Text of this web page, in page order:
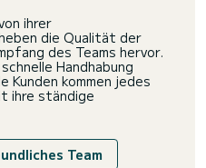
ihrer
die Qualität der
des Teams hervor.
Handhabung
Kunden kommen jedes
ihre ständige
Team